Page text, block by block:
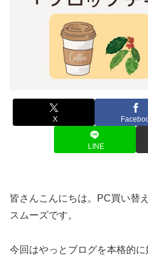
X
LINE
皆さんこんにちは。PC買い替
スムーズです。
今回はやっとブログを本格的